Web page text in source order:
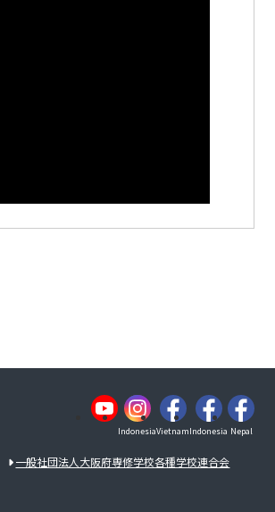
IndonesiaVietnamIndonesia Nepal
一般社団法人大阪府専修学校各種学校連合会